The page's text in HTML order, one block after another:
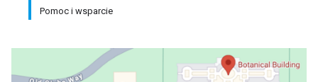
Pomoc i wsparcie